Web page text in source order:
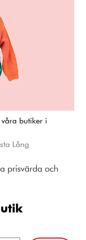
butiker i
Lång
prisvärda och